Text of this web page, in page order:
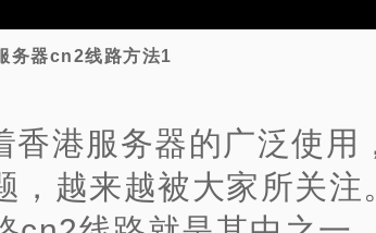
务器cn2线路方法1
香港服务器的广泛使用
，越来越被大家所关注